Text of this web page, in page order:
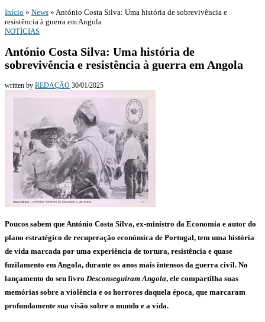
Início » News » António Costa Silva: Uma história de sobrevivência e
resistência à guerra em Angola
NOTÍCIAS
António Costa Silva: Uma história de
sobrevivência e resistência à guerra em Angola
written by REDAÇÃO 30/01/2025
Poucos sabem que António Costa Silva, ex-ministro da Economia e autor do
plano estratégico de recuperação económica de Portugal, tem uma história
de vida marcada por uma experiência de tortura, resistência e quase
fuzilamento em Angola, durante os anos mais intensos da guerra civil. No
lançamento do seu livro Desconseguiram Angola, ele compartilha suas
memórias sobre a violência e os horrores daquela época, que marcaram
profundamente sua visão sobre o mundo e a vida.